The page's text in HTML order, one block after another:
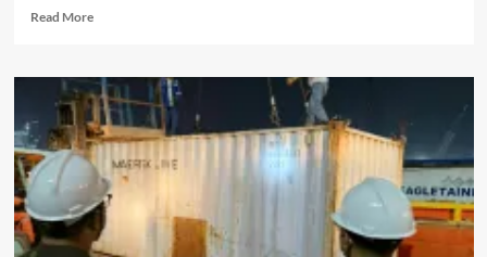
Read MoreRead
Petugas
Sita
Miras
dari
Penumpang
KM
Tatamailau